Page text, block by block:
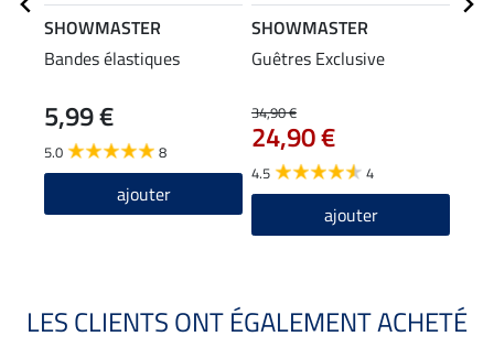
SHOWMASTER
Bandes élastiques
5,99 €
5.0 8
ajouter
SHOWMASTER
Guêtres Exclusive
34,90 €
24,90 €
4.5 4
ajouter
LES CLIENTS ONT ÉGALEMENT ACHETÉ